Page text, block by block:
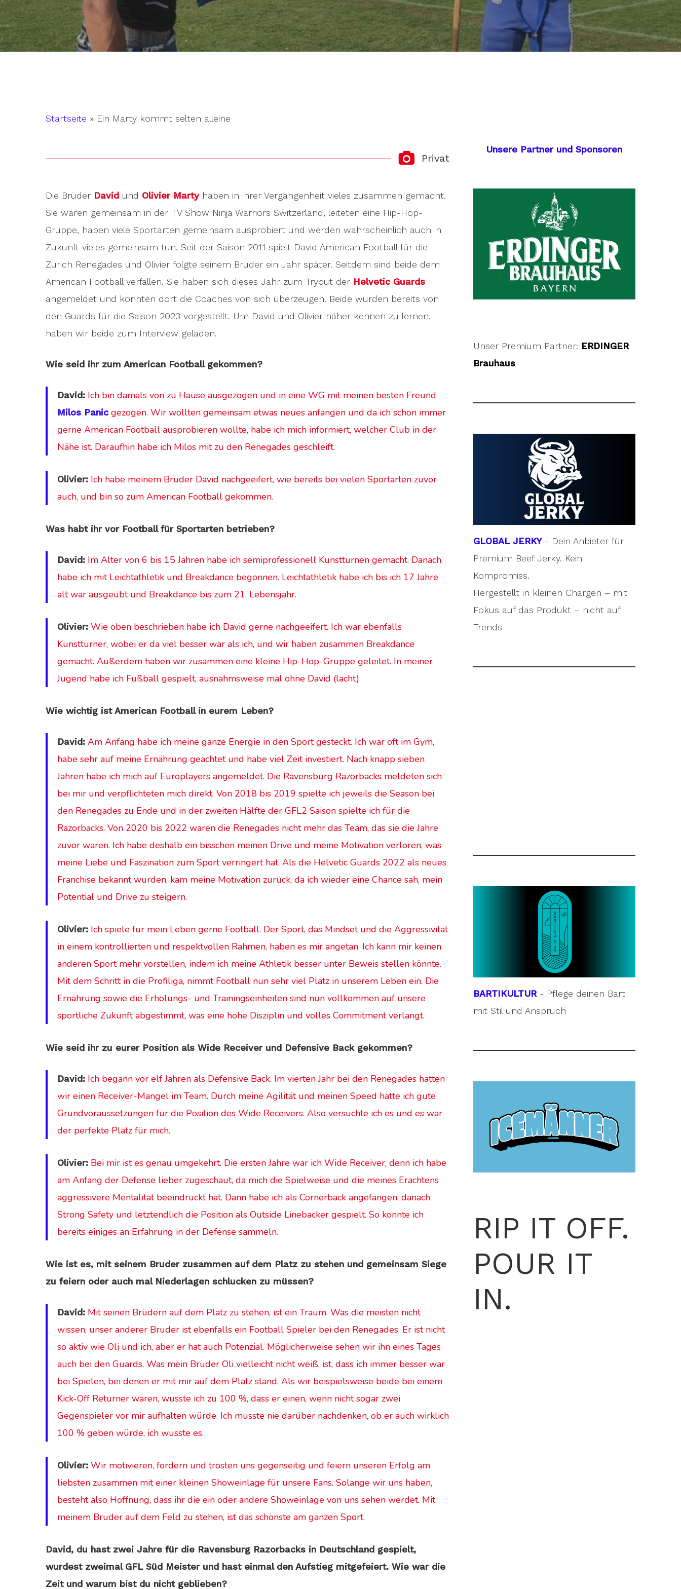
Hit enter to search or ESC to close
Startseite » Ein Marty kommt selten alleine
Privat
Die Brüder David und Olivier Martyhaben in ihrer Vergangenheit vieles zusammen gemacht.
Sie waren gemeinsam in der TV Show Ninja Warriors Switzerland, leiteten eine Hip-Hop-
Gruppe, haben viele Sportarten gemeinsam ausprobiert und werden wahrscheinlich auch in
Zukunft vieles gemeinsam tun. Seit der Saison 2011 spielt David American Football für die
Zurich Renegades und Olivier folgte seinem Bruder ein Jahr später. Seitdem sind beide dem
American Football verfallen. Sie haben sich dieses Jahr zum Tryout der Helvetic Guards
angemeldet und konnten dort die Coaches von sich überzeugen. Beide wurden bereits von
den Guards für die Saison 2023 vorgestellt. Um David und Olivier näher kennen zu lernen,
haben wir beide zum Interview geladen.
Wie seid ihr zum American Football gekommen?
David: Ich bin damals von zu Hause ausgezogen und in eine WG mit meinen besten Freund
Milos Panic gezogen. Wir wollten gemeinsam etwas neues anfangen und da ich schon immer
gerne American Football ausprobieren wollte, habe ich mich informiert, welcher Club in der
Nähe ist. Daraufhin habe ich Milos mit zu den Renegades geschleift.
Olivier: Ich habe meinem Bruder David nachgeeifert, wie bereits bei vielen Sportarten zuvor
auch, und bin so zum American Football gekommen.
Was habt ihr vor Football für Sportarten betrieben?
David: Im Alter von 6 bis 15 Jahren habe ich semiprofessionell Kunstturnen gemacht. Danach
habe ich mit Leichtathletik und Breakdance begonnen. Leichtathletik habe ich bis ich 17 Jahre
alt war ausgeübt und Breakdance bis zum 21. Lebensjahr.
Olivier: Wie oben beschrieben habe ich David gerne nachgeeifert. Ich war ebenfalls
Kunstturner, wobei er da viel besser war als ich, und wir haben zusammen Breakdance
gemacht. Außerdem haben wir zusammen eine kleine Hip-Hop-Gruppe geleitet. In meiner
Jugend habe ich Fußball gespielt, ausnahmsweise mal ohne David (lacht).
Wie wichtig ist American Football in eurem Leben?
David: Am Anfang habe ich meine ganze Energie in den Sport gesteckt. Ich war oft im Gym,
habe sehr auf meine Ernährung geachtet und habe viel Zeit investiert. Nach knapp sieben
Jahren habe ich mich auf Europlayers angemeldet. Die Ravensburg Razorbacks meldeten sich
bei mir und verpflichteten mich direkt. Von 2018 bis 2019 spielte ich jeweils die Season bei
den Renegades zu Ende und in der zweiten Hälfte der GFL2 Saison spielte ich für die
Razorbacks. Von 2020 bis 2022 waren die Renegades nicht mehr das Team, das sie die Jahre
zuvor waren. Ich habe deshalb ein bisschen meinen Drive und meine Motivation verloren, was
meine Liebe und Faszination zum Sport verringert hat. Als die Helvetic Guards 2022 als neues
Franchise bekannt wurden, kam meine Motivation zurück, da ich wieder eine Chance sah, mein
Potential und Drive zu steigern.
Olivier: Ich spiele für mein Leben gerne Football. Der Sport, das Mindset und die Aggressivität
in einem kontrollierten und respektvollen Rahmen, haben es mir angetan. Ich kann mir keinen
anderen Sport mehr vorstellen, indem ich meine Athletik besser unter Beweis stellen könnte.
Mit dem Schritt in die Profiliga, nimmt Football nun sehr viel Platz in unserem Leben ein. Die
Ernährung sowie die Erholungs- und Trainingseinheiten sind nun vollkommen auf unsere
sportliche Zukunft abgestimmt, was eine hohe Disziplin und volles Commitment verlangt.
Wie seid ihr zu eurer Position als Wide Receiver und Defensive Back gekommen?
David: Ich begann vor elf Jahren als Defensive Back. Im vierten Jahr bei den Renegades hatten
wir einen Receiver-Mangel im Team. Durch meine Agilität und meinen Speed hatte ich gute
Grundvoraussetzungen für die Position des Wide Receivers. Also versuchte ich es und es war
der perfekte Platz für mich.
Olivier: Bei mir ist es genau umgekehrt. Die ersten Jahre war ich Wide Receiver, denn ich habe
am Anfang der Defense lieber zugeschaut, da mich die Spielweise und die meines Erachtens
aggressivere Mentalität beeindruckt hat. Dann habe ich als Cornerback angefangen, danach
Strong Safety und letztendlich die Position als Outside Linebacker gespielt. So konnte ich
bereits einiges an Erfahrung in der Defense sammeln.
Wie ist es, mit seinem Bruder zusammen auf dem Platz zu stehen und gemeinsam Siege
zu feiern oder auch mal Niederlagen schlucken zu müssen?
David: Mit seinen Brüdern auf dem Platz zu stehen, ist ein Traum. Was die meisten nicht
wissen, unser anderer Bruder ist ebenfalls ein Football Spieler bei den Renegades. Er ist nicht
so aktiv wie Oli und ich, aber er hat auch Potenzial. Möglicherweise sehen wir ihn eines Tages
auch bei den Guards. Was mein Bruder Oli vielleicht nicht weiß, ist, dass ich immer besser war
bei Spielen, bei denen er mit mir auf dem Platz stand. Als wir beispielsweise beide bei einem
Kick-Off Returner waren, wusste ich zu 100 %, dass er einen, wenn nicht sogar zwei
Gegenspieler vor mir aufhalten würde. Ich musste nie darüber nachdenken, ob er auch wirklich
100 % geben würde, ich wusste es.
Olivier: Wir motivieren, fordern und trösten uns gegenseitig und feiern unseren Erfolg am
liebsten zusammen mit einer kleinen Showeinlage für unsere Fans. Solange wir uns haben,
besteht also Hoffnung, dass ihr die ein oder andere Showeinlage von uns sehen werdet. Mit
meinem Bruder auf dem Feld zu stehen, ist das schönste am ganzen Sport.
David, du hast zwei Jahre für die Ravensburg Razorbacks in Deutschland gespielt,
wurdest zweimal GFL Süd Meister und hast einmal den Aufstieg mitgefeiert. Wie war die
Zeit und warum bist du nicht geblieben?
Unsere Partner und Sponsoren
Unser Premium Partner: ERDINGER
Brauhaus
GLOBAL JERKY- Dein Anbieter für
Premium Beef Jerky. Kein
Kompromiss.
Hergestellt in kleinen Chargen – mit
Fokus auf das Produkt – nicht auf
Trends
BARTIKULTUR- Pflege deinen Bart
mit Stil und Anspruch
RIP IT OFF.
POUR IT
IN.